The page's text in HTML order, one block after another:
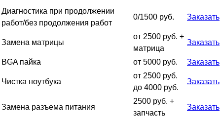
Диагностика при продолжении
работ/без продолжения работ
0/1500 руб. Заказать
Замена матрицы
от 2500 руб. +
матрица
Заказать
BGA пайка от 5000 руб. Заказать
Чистка ноутбука
от 2500 руб.
до 4000 руб.
Заказать
Замена разъема питания
2500 руб. +
запчасть
Заказать